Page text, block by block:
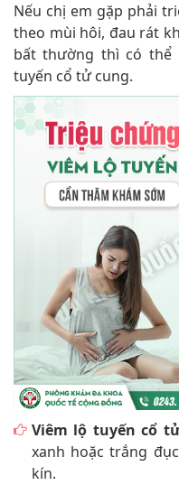
Nếu chị em gặp phải
theo mùi hôi, đau rát
bất thường thì có thể
tuyến cổ tử cung.
Viêm lộ tuyến cổ
xanh hoặc trắng
kín.